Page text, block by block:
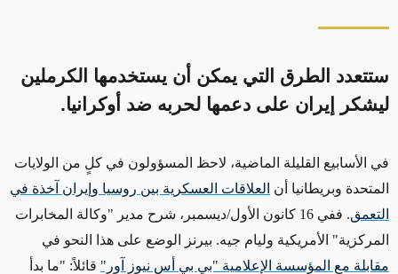
ستتعدد الطرق التي يمكن أن يستخدمها الكرملين
ليشكر إيران على دعمها لحربه ضد أوكرانيا.
في الأسابيع القليلة الماضية، لاحظ المسؤولون في كلٍ من الولايات
المتحدة وبريطانيا أن العلاقات العسكرية بين روسيا وإيران آخذة في
التعمق
. ففي 16 كانون الأول/ديسمبر، شرح مدير "وكالة المخابرات
المركزية" الأمريكية وليام جيه. بيرنز الوضع على هذا النحو في
مقابلة مع المؤسسة الإعلامية "بي بي أس نيوز آور" قائلاً: "ما بدأ